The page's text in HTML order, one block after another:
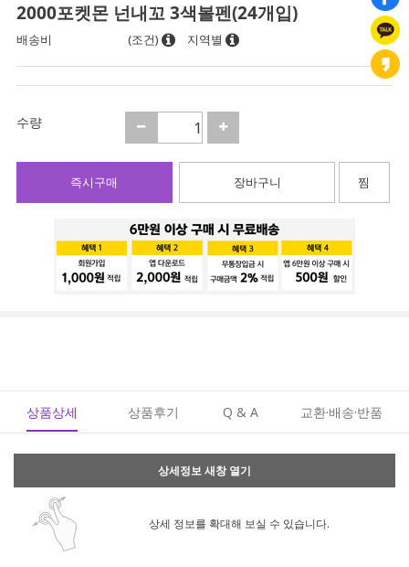
2000포켓몬 넌내꼬 3색볼펜(24개입)
배송비 (조건) 지역별
수량
즉시구매 장바구니 찜
상품상세 상품후기 Q & A 교환·배송·반품
상세정보 새창 열기
상세 정보를 확대해 보실 수 있습니다.